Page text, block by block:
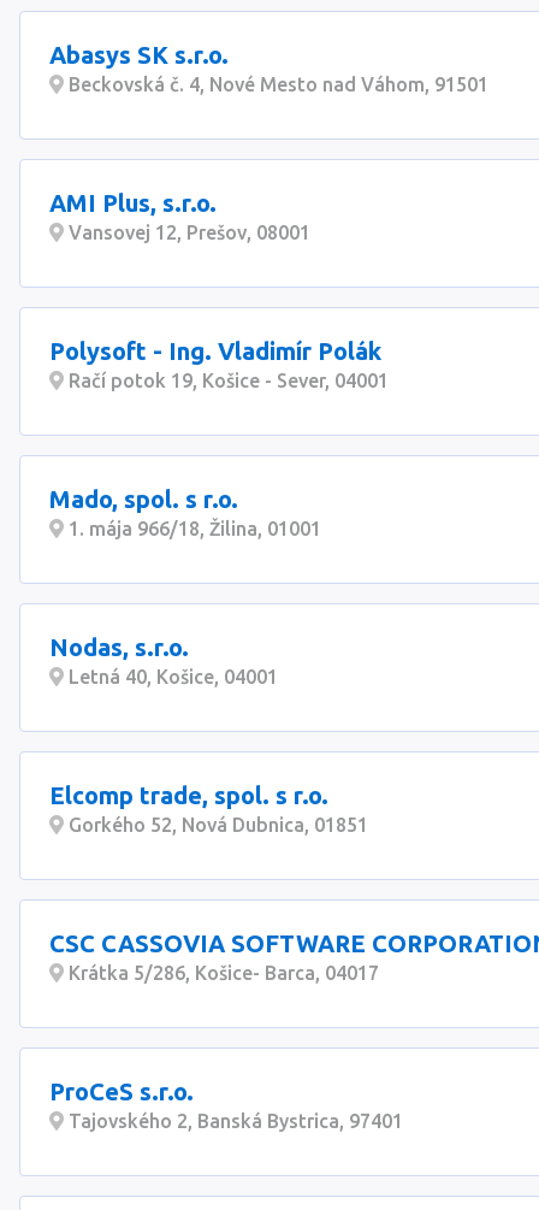
Abasys SK s.r.o.
Beckovská č. 4, Nové Mesto nad Váhom, 91501
AMI Plus, s.r.o.
Vansovej 12, Prešov, 08001
Polysoft - Ing. Vladimír Polák
Račí potok 19, Košice - Sever, 04001
Mado, spol. s r.o.
1. mája 966/18, Žilina, 01001
Nodas, s.r.o.
Letná 40, Košice, 04001
Elcomp trade, spol. s r.o.
Gorkého 52, Nová Dubnica, 01851
CSC CASSOVIA SOFTWARE
Krátka 5/286, Košice- Barca, 04017
ProCeS s.r.o.
Tajovského 2, Banská Bystrica, 97401